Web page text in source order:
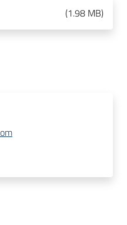
(1.98 MB)